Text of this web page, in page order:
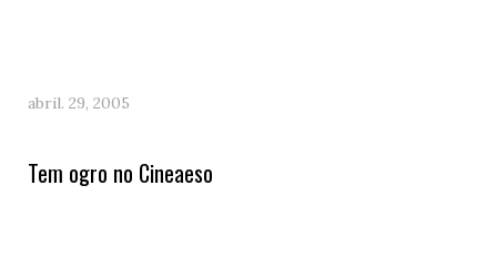
abril. 29, 2005
Tem ogro no Cineaeso